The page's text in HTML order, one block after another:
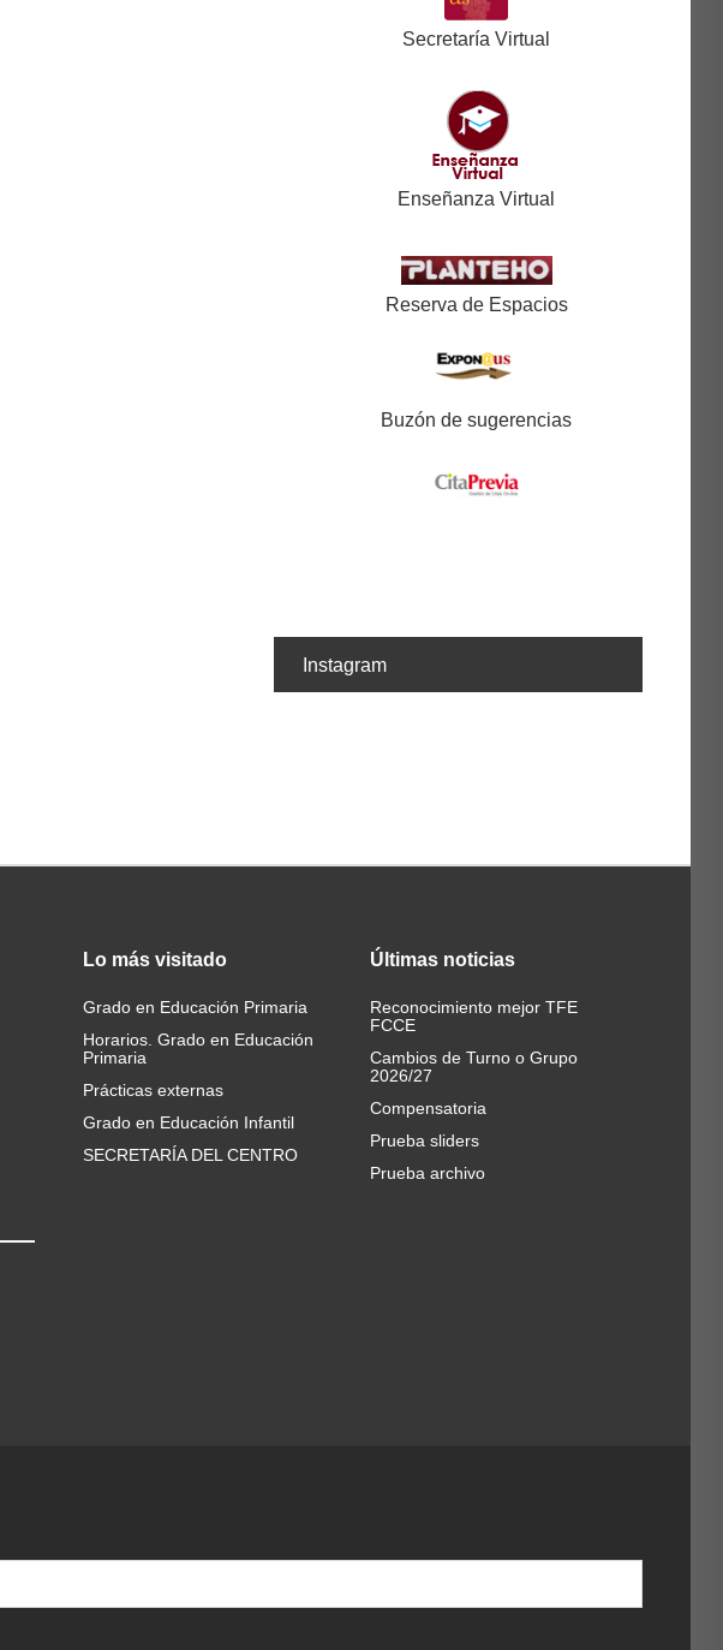
Secretaría Virtual
Enseñanza Virtual
Reserva de Espacios
Buzón de sugerencias
Instagram
Lo más visitado
Grado en Educación Primaria
Horarios. Grado en Educación
Primaria
Prácticas externas
Grado en Educación Infantil
SECRETARÍA DEL CENTRO
Últimas noticias
Reconocimiento mejor TFE
FCCE
Cambios de Turno o Grupo
2026/27
Compensatoria
Prueba sliders
Prueba archivo